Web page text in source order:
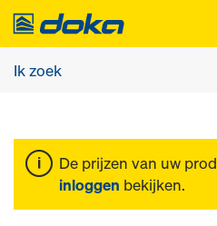
De prijzen van uw
inloggen bekijken.